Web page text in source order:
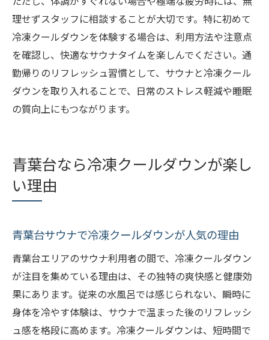
理せずスタッフに相談することが大切です。特に初めて
冷凍クールダウンを体験する場合は、利用方法や注意点
を確認し、快適なサウナタイムを楽しんでください。通
勤帰りのリフレッシュ習慣として、サウナと冷凍クール
ダウンを取り入れることで、日常のストレス軽減や睡眠
の質向上にもつながります。
青葉台なら冷凍クールダウンが楽し
い理由
青葉台サウナで冷凍クールダウンが人気の理由
青葉台エリアのサウナ利用者の間で、冷凍クールダウン
が注目を集めている理由は、その独特の爽快感と健康効
果にあります。従来の水風呂では感じられない、瞬時に
身体を冷やす体験は、サウナで温まった後のリフレッシ
ュ感を格段に高めます。冷凍クールダウンは、短時間で